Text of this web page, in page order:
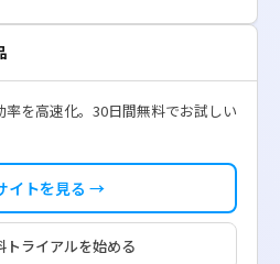
を高速化。30日間無料でお試しい
イトを見る →
トライアルを始める